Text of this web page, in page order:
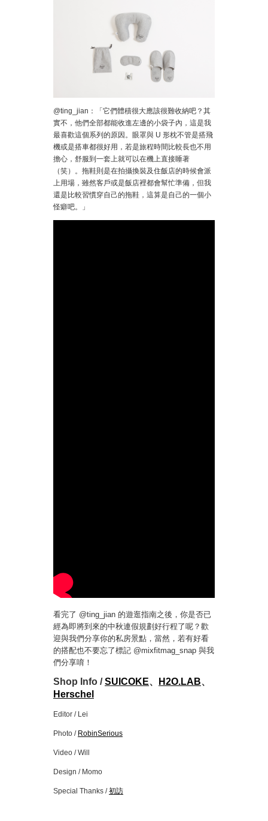
@ting_jian：「它們體積很大應該很難收納吧？其
實不，他們全部都能收進左邊的小袋子內，這是我
最喜歡這個系列的原因。眼罩與 U 形枕不管是搭飛
機或是搭車都很好用，若是旅程時間比較長也不用
擔心，舒服到一套上就可以在機上直接睡著
（笑）。拖鞋則是在拍攝換裝及住飯店的時候會派
上用場，雖然客戶或是飯店裡都會幫忙準備，但我
還是比較習慣穿自己的拖鞋，這算是自己的一個小
怪癖吧。」
看完了 @ting_jian 的遊逛指南之後，你是否已
經為即將到來的中秋連假規劃好行程了呢？歡
迎與我們分享你的私房景點，當然，若有好看
的搭配也不要忘了標記 @mixfitmag_snap 與我
們分享唷！
Shop Info /SUICOKE、 H2O.LAB、
Herschel
Editor / Lei
Photo / RobinSerious
Video / Will
Design / Momo
Special Thanks /初訪